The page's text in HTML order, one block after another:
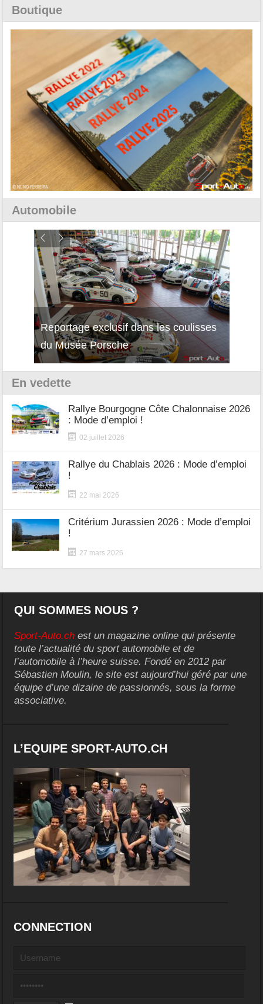
Boutique
Automobile
Reportage exclusif dans les coulisses
du Musée Porsche
En vedette
Rallye Bourgogne Côte Chalonnaise 2026
: Mode d’emploi !
02 juillet 2026
Rallye du Chablais 2026 : Mode d’emploi
!
22 mai 2026
Critérium Jurassien 2026 : Mode d’emploi
!
27 mars 2026
QUI SOMMES NOUS ?
Sport-Auto.ch est un magazine online qui présente
toute l’actualité du sport automobile et de
l’automobile à l’heure suisse. Fondé en 2012 par
Sébastien Moulin, le site est aujourd’hui géré par une
équipe d’une dizaine de passionnés, sous la forme
associative.
L’EQUIPE SPORT-AUTO.CH
CONNECTION